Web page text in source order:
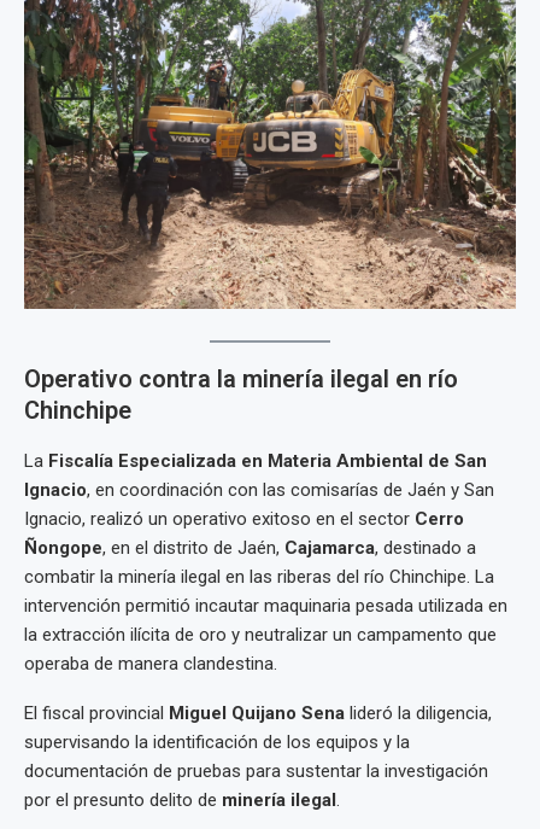
Operativo contra la minería ilegal en río
Chinchipe
La Fiscalía Especializada en Materia Ambiental de San
Ignacio, en coordinación con las comisarías de Jaén y San
Ignacio, realizó un operativo exitoso en el sector Cerro
Ñongope, en el distrito de Jaén, Cajamarca, destinado a
combatir la minería ilegal en las riberas del río Chinchipe. La
intervención permitió incautar maquinaria pesada utilizada en
la extracción ilícita de oro y neutralizar un campamento que
operaba de manera clandestina.
El fiscal provincial Miguel Quijano Sena lideró la diligencia,
supervisando la identificación de los equipos y la
documentación de pruebas para sustentar la investigación
por el presunto delito de minería ilegal.